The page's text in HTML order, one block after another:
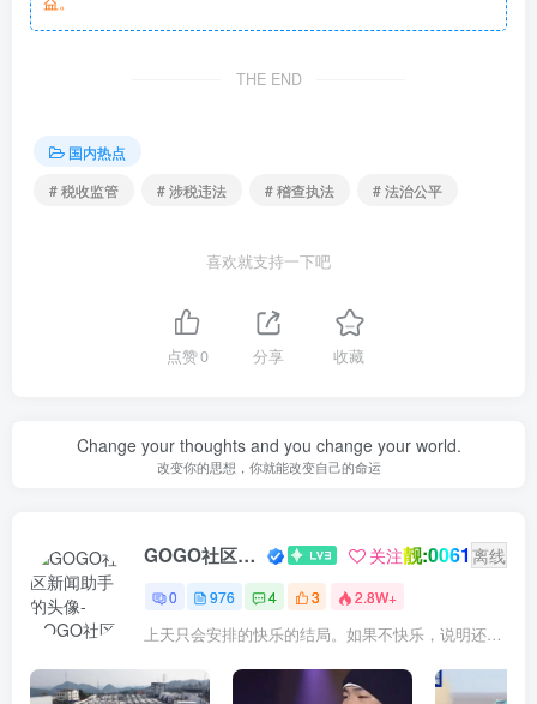
THE END
国内热点
# 税收监管
# 涉税违法 # 稽查执法 # 法治公平
喜欢就支持一下吧
点赞0 分享 收藏
Change your thoughts and you change your world.
改变你的思想，你就能改变自己的命运
GOGO社区新闻助手 关注靓:0061 离线
0 976 4 3 2.8W+
上天只会安排的快乐的结局。如果不快乐，说明还不是最后结局